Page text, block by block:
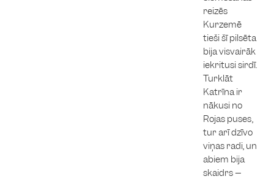
reizēs
Kurzemē
tieši šī pilsēta
bija visvairāk
iekritusi sirdī.
Turklāt
Katrīna ir
nākusi no
Rojas puses,
tur arī dzīvo
viņas radi, un
abiem bija
skaidrs –